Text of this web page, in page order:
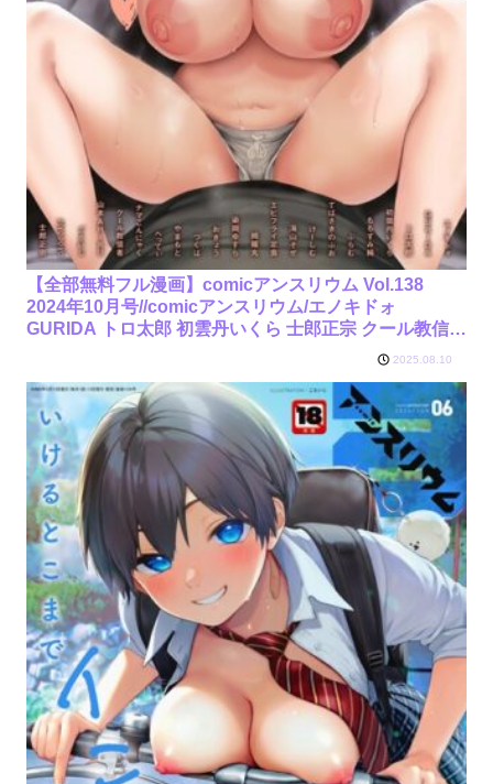
【全部無料フル漫画】comicアンスリウム Vol.138
2024年10月号//comicアンスリウム/エノキドォ
GURIDA トロ太郎 初雲丹いくら 士郎正宗 クール教信者
ぷらむ おきょう 綺羅丸 染岡ゆすら べってぃ 山本
エビフライ定食 てばさきのぶお けーしむ やまもと ナマ
こんにゃく/k568agotp06812
2025.08.10